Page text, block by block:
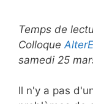
Temps de
Colloque
samedi 25
Il n'y a pas